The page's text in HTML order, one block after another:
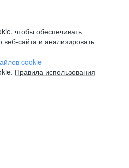
чтобы обеспечивать
сайта и анализировать
cookie
Правила использования